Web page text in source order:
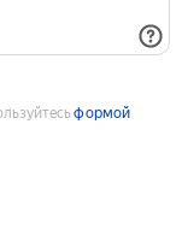
формой